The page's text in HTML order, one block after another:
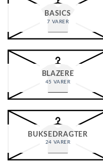
BASICS
7 VARER
BLAZERE
45 VARER
BUKSEDRAGTER
24 VARER